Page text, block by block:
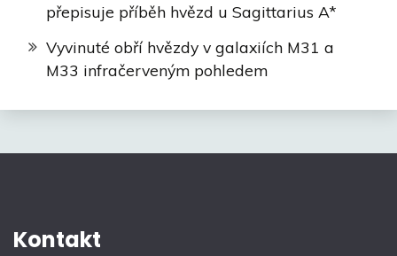
přepisuje příběh hvězd u Sagittarius A*
Vyvinuté obří hvězdy v galaxiích M31 a
M33 infračerveným pohledem
Kontakt